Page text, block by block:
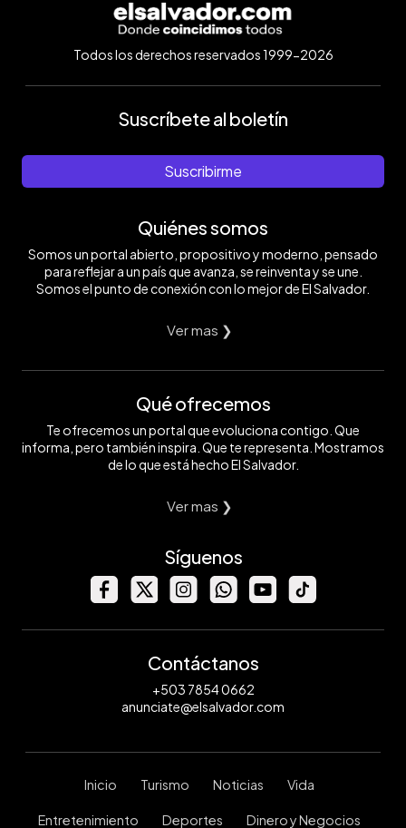
Todos los derechos reservados 1999-2026
Suscríbete al boletín
Suscribirme
Quiénes somos
Somos un portal abierto, propositivo y moderno, pensado
para reflejar a un país que avanza, se reinventa y se une.
Somos el punto de conexión con lo mejor de El Salvador.
Ver mas ❯
Qué ofrecemos
Te ofrecemos un portal que evoluciona contigo. Que
informa, pero también inspira. Que te representa. Mostramos
de lo que está hecho El Salvador.
Ver mas ❯
Síguenos
Contáctanos
+503 7854 0662
anunciate@elsalvador.com
Inicio Turismo Noticias Vida
Entretenimiento Deportes Dinero y Negocios